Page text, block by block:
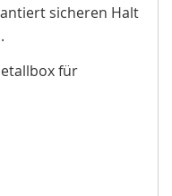
sicheren Halt
für